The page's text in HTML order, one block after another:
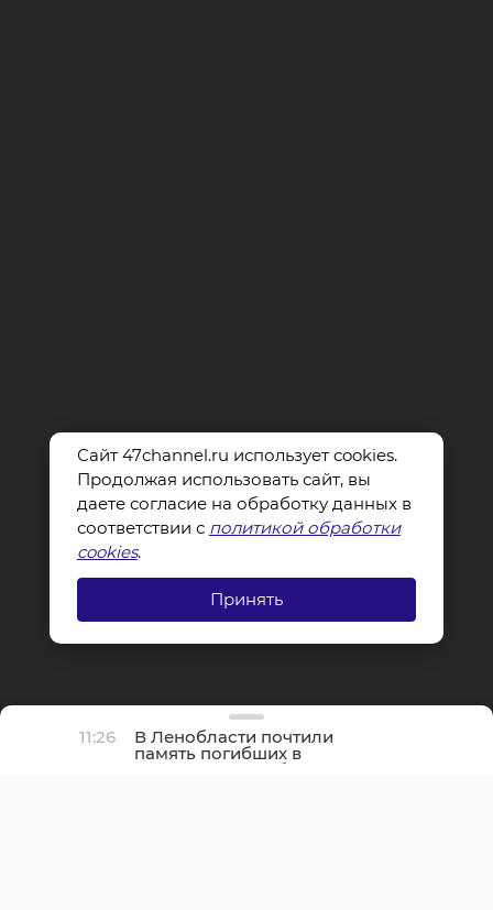
11:26 В Ленобласти почтили
память погибших в
Ленинградской битве
Сайт 47channel.ru использует cookies.
Продолжая использовать сайт, вы
даете согласие на обработку данных в
соответствии с политикой обработки
cookies.
Принять